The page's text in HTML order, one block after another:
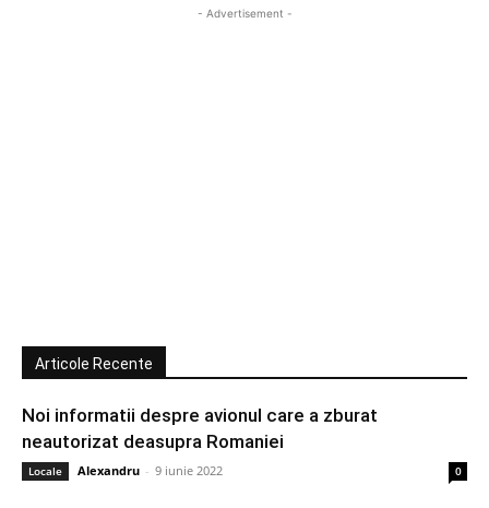
- Advertisement -
Articole Recente
Noi informatii despre avionul care a zburat
neautorizat deasupra Romaniei
Locale Alexandru - 9 iunie 2022 0